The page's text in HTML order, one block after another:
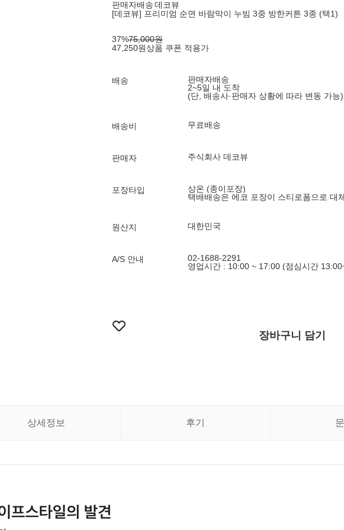
판매자배송데코뷰
[데코뷰] 프리미엄 순면 바람막이 누빔 3중 방한커튼 3종 (택1)
37%75,000원
47,250원상품 쿠폰 적용가
배송
판매자배송
2~5일 내 도착
(단, 배송사·판매자 상황에 따라 변동 가능)
배송비 무료배송
판매자 주식회사 데코뷰
포장타입
상온 (종이포장)
택배배송은 에코 포장이 스티로폼으로 대
원산지 대한민국
A/S 안내
02-1688-2291
영업시간 : 10:00 ~ 17:00 (점심시간
장바구니 담기
상세정보 후기